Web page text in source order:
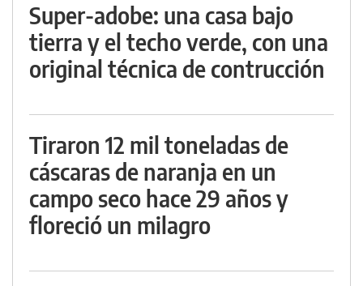
Super-adobe: una casa bajo
tierra y el techo verde, con una
original técnica de contrucción
Tiraron 12 mil toneladas de
cáscaras de naranja en un
campo seco hace 29 años y
floreció un milagro